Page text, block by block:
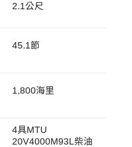
2.1公尺
45.1節
1,800海里
4具MTU
20V4000M93L柴油